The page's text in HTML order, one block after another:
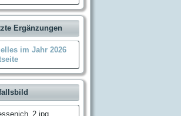
Ergänzungen
im Jahr 2026